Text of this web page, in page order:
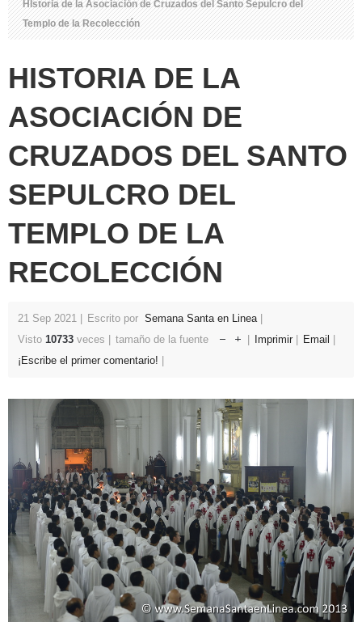
HIstoria de la Asociación de Cruzados del Santo Sepulcro del
Templo de la Recolección
HISTORIA DE LA
ASOCIACIÓN DE
CRUZADOS DEL SANTO
SEPULCRO DEL
TEMPLO DE LA
RECOLECCIÓN
21 Sep 2021 Escrito por Semana Santa en Linea
Visto 10733 veces tamaño de la fuente Imprimir
Email
¡Escribe el primer comentario!